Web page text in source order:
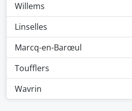
Willems
Linselles
Marcq-en-Barœul
Toufflers
Wavrin